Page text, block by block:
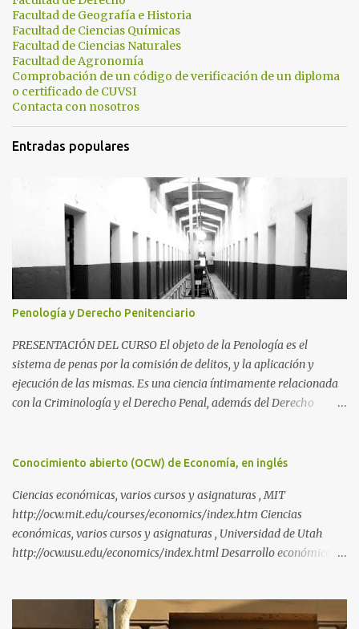
r
i
o
s
Facultad de Geografía e Historia
Facultad de Ciencias Químicas
Facultad de Ciencias Naturales
Facultad de Agronomía
Comprobación de un código de verificación de un diploma
o certificado de CUVSI
Contacta con nosotros
Entradas populares
Penología y Derecho Penitenciario
PRESENTACIÓN DEL CURSO El objeto de la Penología es el
sistema de penas por la comisión de delitos, y la aplicación y
ejecución de las mismas. Es una ciencia íntimamente relacionada
con la Criminología y el Derecho Penal, además del Derecho
como prevención de los delitos y salvaguarda de los principios de
propiamente dicho, es una de las tres partes de la Ciencia Penal,
junto con la parte general (Criminología) y el Derecho Procesal
Penal. Si la parte general se ocupa del delito en sí y la parte
especial de su proceso, la Penología, de todo lo asociado a las
instituciones penitenciarias y la normativa asociadas a las
Conocimiento abierto (OCW) de Economía, en inglés
Ciencias económicas, varios cursos y asignaturas , MIT
http://ocw.mit.edu/courses/economics/index.htm Ciencias
económicas, varios cursos y asignaturas , Universidad de Utah
http://ocw.usu.edu/economics/index.html Desarrollo económico y
social-research-and-training-centre-on-innovation-and-